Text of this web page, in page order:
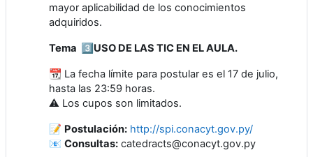
mayor aplicabilidad de los conocimientos
adquiridos.
Tema 3️⃣️USO DE LAS TIC EN EL AULA.
📆 La fecha límite para postular es el 17 de julio,
hasta las 23:59 horas.
⚠️ Los cupos son limitados.
📝 Postulación: http://spi.conacyt.gov.py/
📧 Consultas: catedracts@conacyt.gov.py